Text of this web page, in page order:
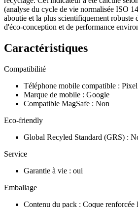
(analyse du cycle de vie normalisée ISO
aboutie et la plus scientifiquement robuste
d'éco-conception et de performance
Caractéristiques
Compatibilité
Téléphone mobile compatible :
Marque de mobile : Google
Compatible MagSafe : Non
Eco-friendly
Global Recyled Standard (GRS) :
Service
Garantie à vie : oui
Emballage
Contenu du pack : Coque